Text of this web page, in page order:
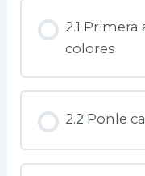
2.1
colores
2.2 Ponle